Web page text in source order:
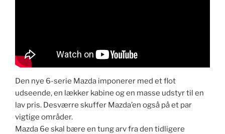
​Den nye 6-serie Mazda imponerer med et flot
udseende, en lækker kabine og en masse udstyr til en
lav pris. Desværre skuffer Mazda’en også på et par
vigtige områder.
Mazda 6e skal bære en tung arv fra den tidligere